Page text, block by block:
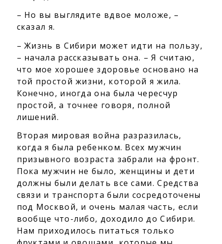
– Но вы выглядите вдвое моложе, –
сказал я.
– Жизнь в Сибири может идти на пользу,
– начала рассказывать она. – Я считаю,
что мое хорошее здоровье основано на
той простой жизни, которой я жила.
Конечно, иногда она была чересчур
простой, а точнее говоря, полной
лишений.
Вторая мировая война разразилась,
когда я была ребенком. Всех мужчин
призывного возраста забрали на фронт.
Пока мужчин не было, женщины и дети
должны были делать все сами. Средства
связи и транспорта были сосредоточены
под Москвой, и очень малая часть, если
вообще что-либо, доходило до Сибири.
Нам приходилось питаться только